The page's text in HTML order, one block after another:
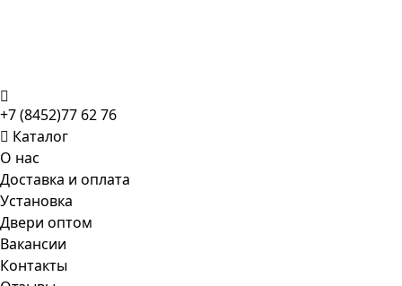
+7 (8452)77 62 76
Каталог
О нас
Доставка и оплата
Установка
Двери оптом
Вакансии
Контакты